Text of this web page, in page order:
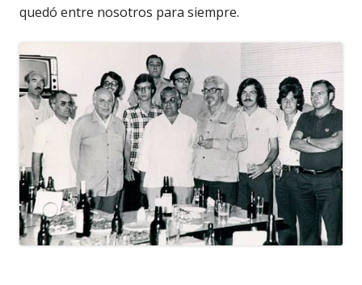
quedó entre nosotros para siempre.